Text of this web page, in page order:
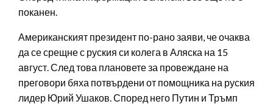
поканен.
Американският президент по-рано заяви, че очаква
да се срещне с руския си колега в Аляска на 15
август. След това плановете за провеждане на
преговори бяха потвърдени от помощника на руския
лидер Юрий Ушаков. Според него Путин и Тръмп